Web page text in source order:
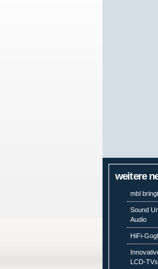
weitere
mbl
Sound
Audio
HiFi-
LCD-TVs